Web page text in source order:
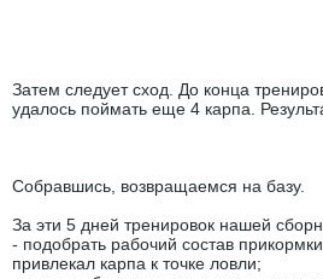
Затем следует сход. До конца
удалось поймать еще 4 карпа.
Собравшись, возвращаемся на базу.
За эти 5 дней тренировок нашей
- подобрать рабочий состав
привлекал карпа к точке ловли;